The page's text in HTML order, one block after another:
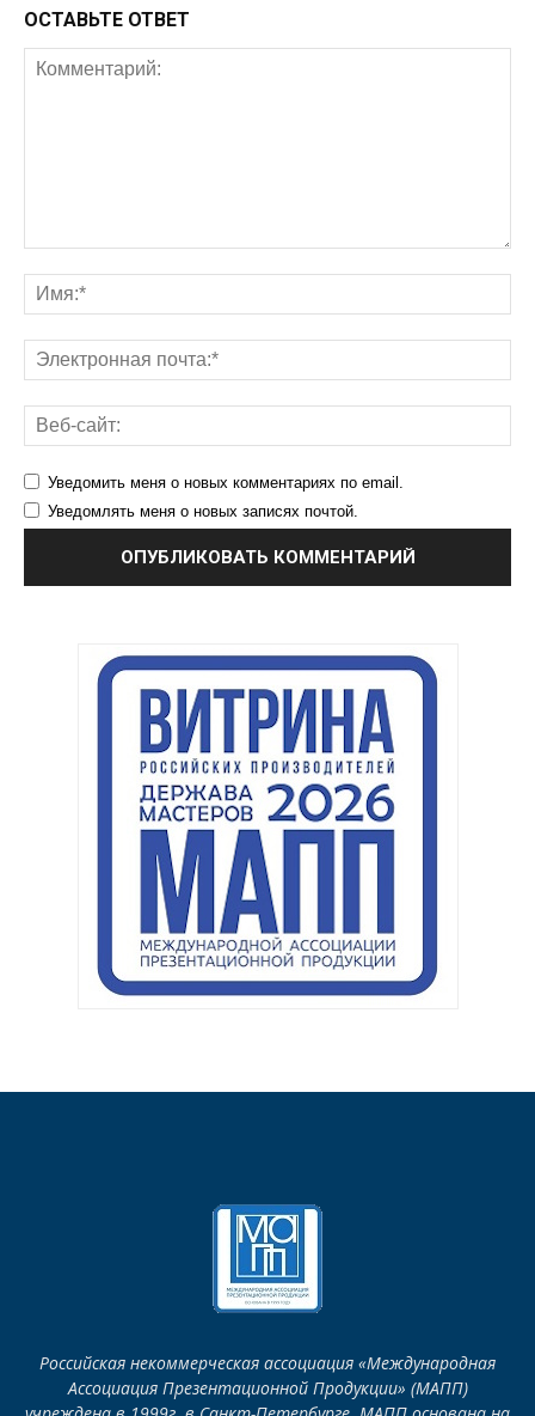
ОСТАВЬТЕ ОТВЕТ
Уведомить меня о новых комментариях по email.
Уведомлять меня о новых записях почтой.
Российская некоммерческая ассоциация «Международная
Ассоциация Презентационной Продукции» (МАПП)